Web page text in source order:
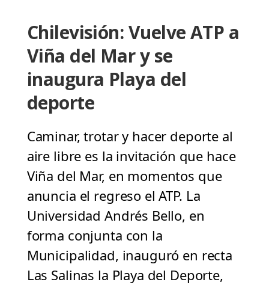
Chilevisión: Vuelve ATP a
Viña del Mar y se
inaugura Playa del
deporte
Caminar, trotar y hacer deporte al
aire libre es la invitación que hace
Viña del Mar, en momentos que
anuncia el regreso el ATP. La
Universidad Andrés Bello, en
forma conjunta con la
Municipalidad, inauguró en recta
Las Salinas la Playa del Deporte,